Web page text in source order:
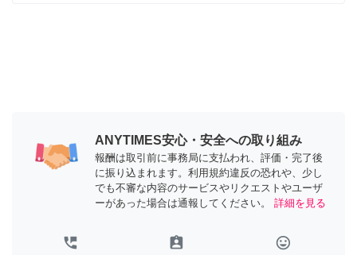
ANYTIMES安心・安全への取り組み
報酬は取引前に事務局に支払われ、評価・完了後
に振り込まれます。利用規約違反の恐れや、少し
でも不審な内容のサービスやリクエストやユーザ
ーがあった場合は通報してください。
詳細を見る
perm_phone_msg assignment_ind tag_faces